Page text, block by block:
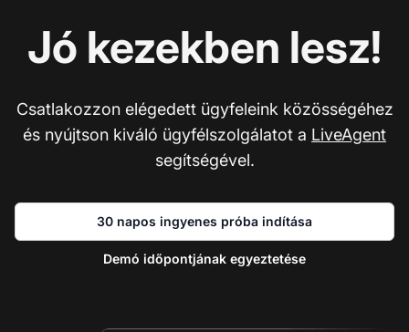
Jó kezekben lesz!
Csatlakozzon elégedett ügyfeleink közösségéhez
és nyújtson kiváló ügyfélszolgálatot a LiveAgent
segítségével.
30 napos ingyenes próba indítása
Demó időpontjának egyeztetése